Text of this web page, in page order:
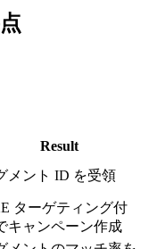
Result
メント ID を受領
ターゲティング付
キャンペーン作成